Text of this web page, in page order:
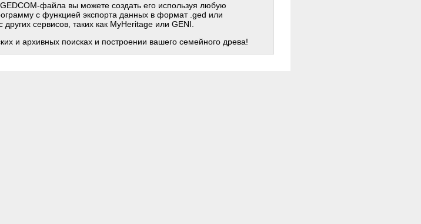
файла вы можете создать его используя любую
с функцией экспорта данных в формат .ged или
других сервисов, таких как MyHeritage или GENI.
и архивных поисках и построении вашего семейного древа!